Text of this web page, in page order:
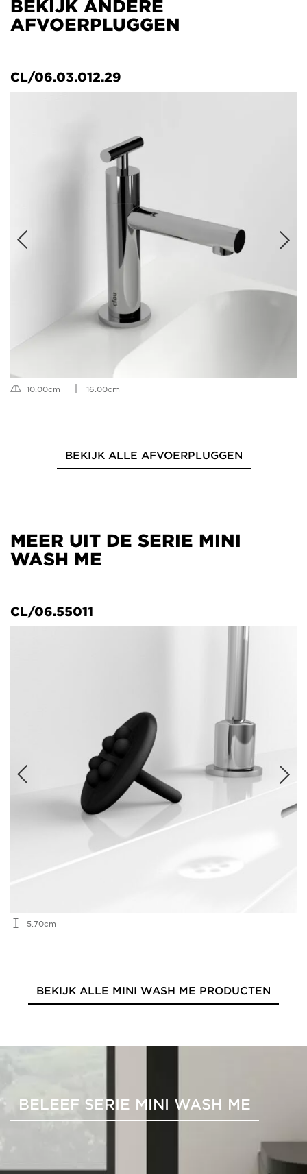
BEKIJK ANDERE
AFVOERPLUGGEN
CL/06.03.012.29
10.00cm 16.00cm
BEKIJK ALLE AFVOERPLUGGEN
MEER UIT DE SERIE MINI
WASH ME
CL/06.55011
5.70cm
BEKIJK ALLE MINI WASH ME PRODUCTEN
BELEEF SERIE MINI WASH ME